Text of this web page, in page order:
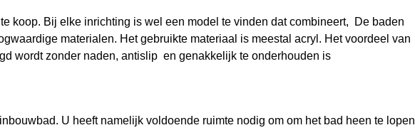
koop. Bij elke inrichting is wel een model te vinden dat combineert, De baden
materialen. Het gebruikte materiaal is meestal acryl. Het voordeel van
wordt zonder naden, antislip en genakkelijk te onderhouden is
U heeft namelijk voldoende ruimte nodig om om het bad heen te lopen